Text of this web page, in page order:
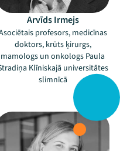
Arvīds Irmejs
profesors, medicīnas
doktors, krūts ķirurgs,
mamologs un onkologs Paula
Klīniskajā universitātes
slimnīcā